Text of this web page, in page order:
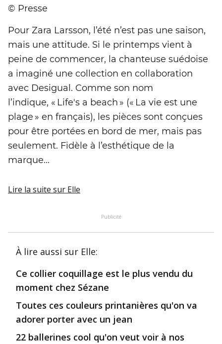
© Presse
Pour Zara Larsson, l’été n’est pas une saison,
mais une attitude. Si le printemps vient à
peine de commencer, la chanteuse suédoise
a imaginé une collection en collaboration
avec Desigual. Comme son nom
l’indique, « Life's a beach » (« La vie est une
plage » en français), les pièces sont conçues
pour être portées en bord de mer, mais pas
seulement. Fidèle à l’esthétique de la
marque...
Lire la suite sur Elle
Publicité
À lire aussi sur Elle:
Ce collier coquillage est le plus vendu du
moment chez Sézane
Toutes ces couleurs printanières qu'on va
adorer porter avec un jean
22 ballerines cool qu'on veut voir à nos